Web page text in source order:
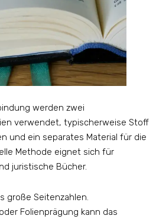
werden zwei
verwendet, typischerweise Stoff
und ein separates Material für die
Methode eignet sich für
juristische Bücher.
große Seitenzahlen.
Folienprägung kann das